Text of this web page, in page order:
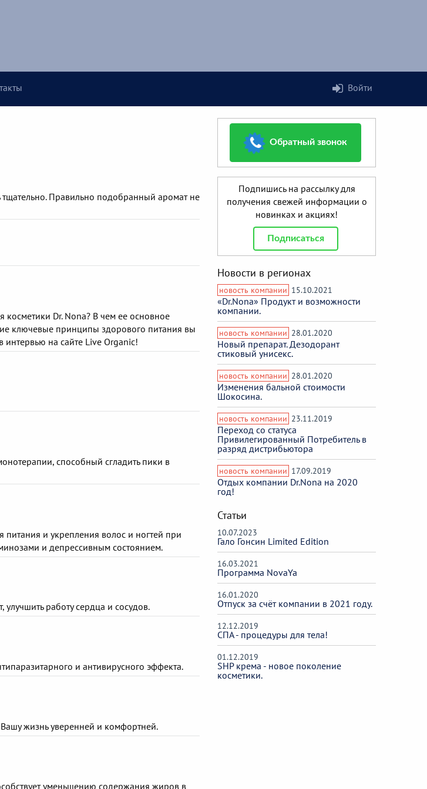
Войти
Правильно подобранный аромат не
Dr. Nona? В чем ее основное
ключевые принципы здорового питания вы
интервью на сайте Live Organic!
способный сгладить пики в
и укрепления волос и ногтей при
и депрессивным состоянием.
работу сердца и сосудов.
и антивирусного эффекта.
жизнь уверенней и комфортней.
уменьшению содержания жиров в
Обратный звонок
Подпишись на рассылку для
получения свежей информации о
новинках и акциях!
Подписаться
Новости в регионах
новость компании 15.10.2021
«Dr.Nona» Продукт и возможности
компании.
новость компании 28.01.2020
Новый препарат. Дезодорант
стиковый унисекс.
новость компании 28.01.2020
Изменения бальной стоимости
Шокосина.
новость компании 23.11.2019
Переход со статуса
Привилегированный Потребитель в
разряд дистрибьютора
новость компании 17.09.2019
Отдых компании Dr.Nona на 2020
год!
Статьи
10.07.2023
Гало Гонсин Limited Edition
16.03.2021
Программа NovaYa
16.01.2020
Отпуск за счёт компании в 2021 году.
12.12.2019
СПА - процедуры для тела!
01.12.2019
SHP крема - новое поколение
косметики.